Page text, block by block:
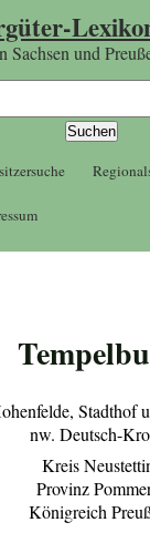
Sachsen und
Stadthof
nw. Deutsch-
Kreis
Provinz
Königreich